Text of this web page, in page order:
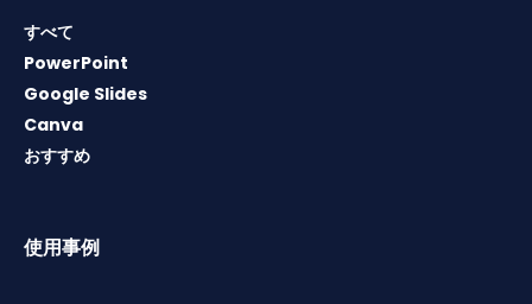
すべて
PowerPoint
Google Slides
Canva
おすすめ
使用事例